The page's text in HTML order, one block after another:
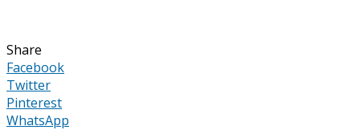
Share
Facebook
Twitter
Pinterest
WhatsApp